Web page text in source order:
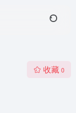
收藏 0